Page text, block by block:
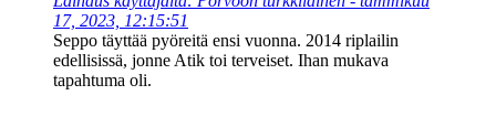
17, 2023, 12:15:51
Seppo täyttää pyöreitä ensi vuonna. 2014 riplailin
edellisissä, jonne Atik toi terveiset. Ihan mukava
tapahtuma oli.